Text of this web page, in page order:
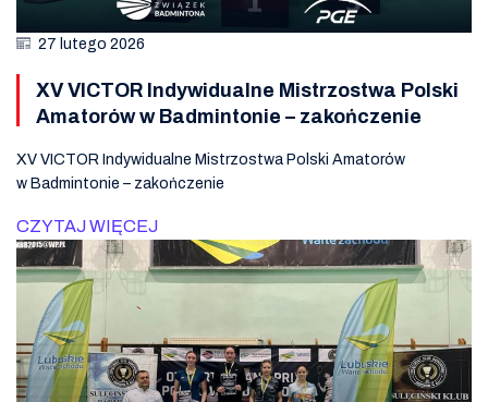
27 lutego 2026
XV VICTOR Indywidualne Mistrzostwa Polski
Amatorów w Badmintonie – zakończenie
XV VICTOR Indywidualne Mistrzostwa Polski Amatorów
w Badmintonie – zakończenie
CZYTAJ WIĘCEJ